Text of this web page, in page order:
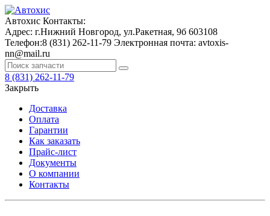
Автохис Контакты:
Адрес: г.Нижний Новгород, ул.Ракетная, 9б 603108
Телефон:8 (831) 262-11-79 Электронная почта: avtoxis-
nn@mail.ru
8 (831) 262-11-79
Закрыть
Доставка
Оплата
Гарантии
Как заказать
Прайс-лист
Документы
О компании
Контакты